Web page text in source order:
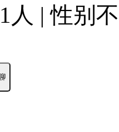
人 | 性别